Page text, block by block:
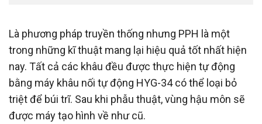
Là phương pháp truyền thống nhưng PPH là một
trong những kĩ thuật mang lại hiệu quả tốt nhất hiện
nay. Tất cả các khâu đều được thực hiện tự động
bằng máy khâu nối tự động HYG-34 có thể loại bỏ
triệt để búi trĩ. Sau khi phẫu thuật, vùng hậu môn sẽ
được máy tạo hình về như cũ.